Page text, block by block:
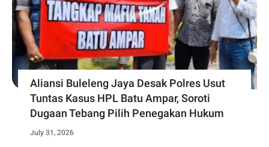
Aliansi Buleleng Jaya Desak Polres Usut
Tuntas Kasus HPL Batu Ampar, Soroti
Dugaan Tebang Pilih Penegakan Hukum
July 31, 2026